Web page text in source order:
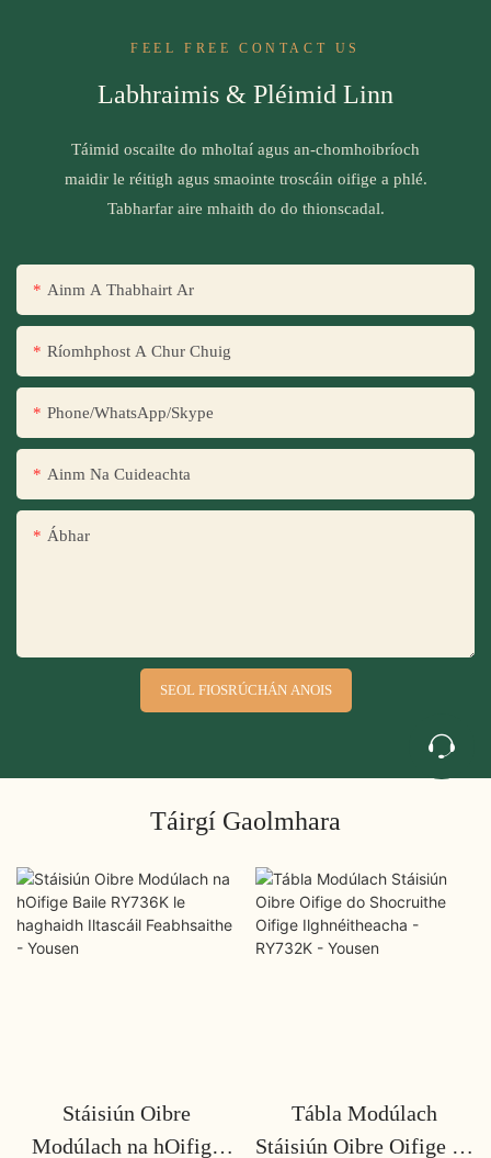
FEEL FREE CONTACT US
Labhraimis & Pléimid Linn
Táimid oscailte do mholtaí agus an-chomhoibríoch
maidir le réitigh agus smaointe troscáin oifige a phlé.
Tabharfar aire mhaith do do thionscadal.
Ainm A Thabhairt Ar
Ríomhphost A Chur Chuig
Phone/WhatsApp/Skype
Ainm Na Cuideachta
Ábhar
SEOL FIOSRÚCHÁN ANOIS
Táirgí Gaolmhara
Stáisiún Oibre
Modúlach na hOifige
Tábla Modúlach
Stáisiún Oibre Oifige do